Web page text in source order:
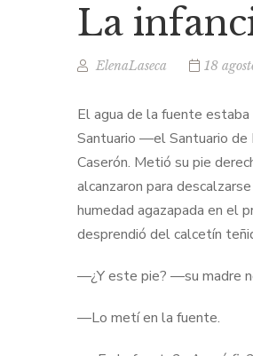
La
ElenaLaseca 18
El agua de la fuente
Santuario —el Santuario de
Caserón. Metió su pie
alcanzaron para
humedad agazapada en el
desprendió del calcetín
—¿Y este pie? —su madre
—Lo metí en la fuente.